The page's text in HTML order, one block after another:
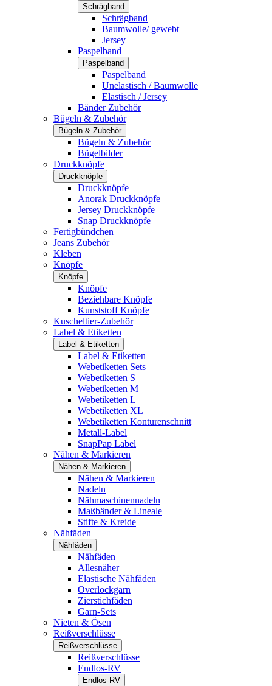
Schrägband
Schrägband
Baumwolle/ gewebt
Jersey
Paspelband
Paspelband
Paspelband
Unelastisch / Baumwolle
Elastisch / Jersey
Bänder Zubehör
Bügeln & Zubehör
Bügeln & Zubehör
Bügeln & Zubehör
Bügelbilder
Druckknöpfe
Druckknöpfe
Druckknöpfe
Anorak Druckknöpfe
Jersey Druckknöpfe
Snap Druckknöpfe
Fertigbündchen
Jeans Zubehör
Kleben
Knöpfe
Knöpfe
Knöpfe
Beziehbare Knöpfe
Kunststoff Knöpfe
Kuscheltier-Zubehör
Label & Etiketten
Label & Etiketten
Label & Etiketten
Webetiketten Sets
Webetiketten S
Webetiketten M
Webetiketten L
Webetiketten XL
Webetiketten Konturenschnitt
Metall-Label
SnapPap Label
Nähen & Markieren
Nähen & Markieren
Nähen & Markieren
Nadeln
Nähmaschinennadeln
Maßbänder & Lineale
Stifte & Kreide
Nähfäden
Nähfäden
Nähfäden
Allesnäher
Elastische Nähfäden
Overlockgarn
Zierstichfäden
Garn-Sets
Nieten & Ösen
Reißverschlüsse
Reißverschlüsse
Reißverschlüsse
Endlos-RV
Endlos-RV